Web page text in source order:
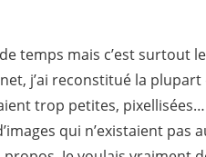
temps mais c’est surtout
j’ai reconstitué la
trop petites,
qui n’existaient